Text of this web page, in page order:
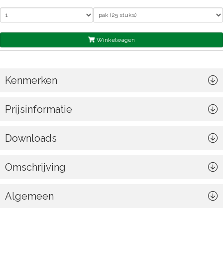
Winkelwagen
Kenmerken
Prijsinformatie
Downloads
Omschrijving
Algemeen